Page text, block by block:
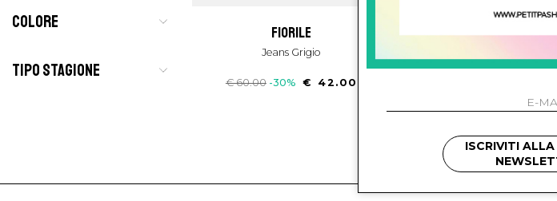
COLORE
TIPO STAGIONE
fiorile
Jeans Grigio
€ 60.00 -30% € 42.00
monnalisa
ISCRIVITI